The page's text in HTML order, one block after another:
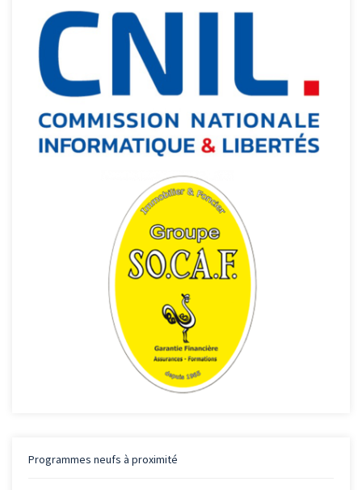
Programmes neufs à proximité